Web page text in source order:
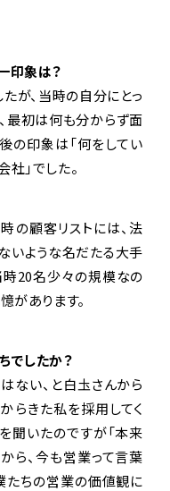
印象は？
が、当時の自分にとっ
最初は何も分からず面
の印象は「何をしてい
」でした。
の顧客リストには、法
いような名だたる大手
時20名少々の規模なの
があります。
でしたか？
ない、と白圡さんから
らきた私を採用してく
聞いたのですが「本来
ら、今も営業って言葉
たちの営業の価値観に